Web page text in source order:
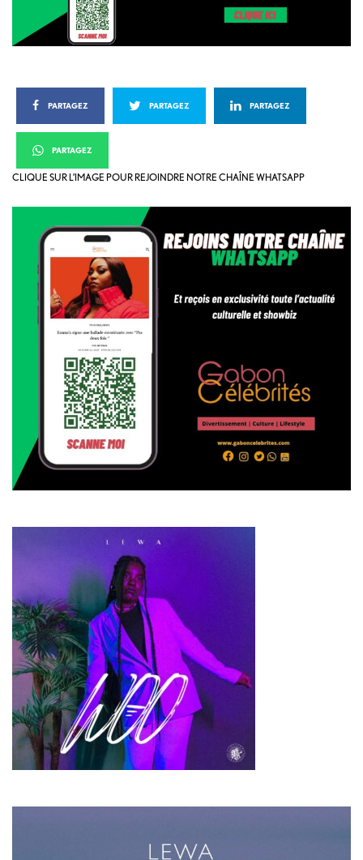
PARTAGEZ PARTAGEZ PARTAGEZ
PARTAGEZ
CLIQUE SUR L’IMAGE POUR REJOINDRE NOTRE CHAÎNE WHATSAPP